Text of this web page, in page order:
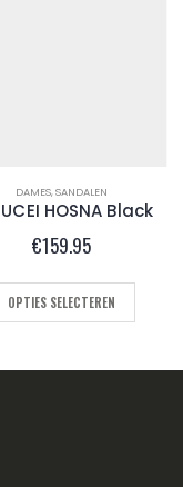
DAMES,SANDALEN
HOSNA Black
€159.95
OPTIES SELECTEREN